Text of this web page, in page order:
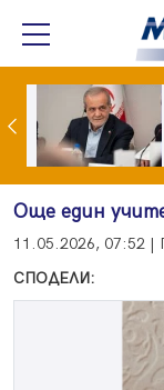
55-годишната Камелия по монокини и прашка предизвика сериозен спор
Още един
11.05.2026, 07:52 |
СПОДЕЛИ: